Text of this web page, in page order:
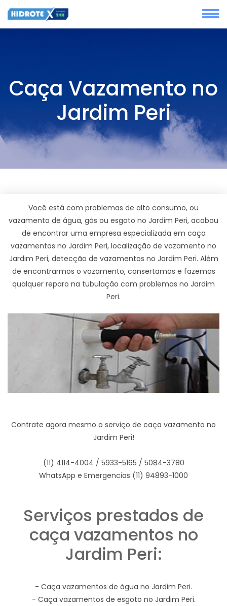
Caça Vazamento no
Jardim Peri
Você está com problemas de alto consumo, ou
vazamento de água, gás ou esgoto no Jardim Peri, acabou
de encontrar uma empresa especializada em caça
vazamentos no Jardim Peri, localização de vazamento no
Jardim Peri, detecção de vazamentos no Jardim Peri. Além
de encontrarmos o vazamento, consertamos e fazemos
qualquer reparo na tubulação com problemas no Jardim
Peri.
Contrate agora mesmo o serviço de caça vazamento no
Jardim Peri!
(11) 4114-4004 / 5933-5165 / 5084-3780
WhatsApp e Emergencias (11) 94893-1000
Serviços prestados de
caça vazamentos no
Jardim Peri:
- Caça vazamentos de água no Jardim Peri.
- Caça vazamentos de esgoto no Jardim Peri.